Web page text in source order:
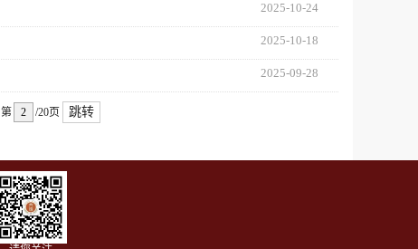
2025-10-24
2025-10-18
2025-09-28
第 /20页 跳转